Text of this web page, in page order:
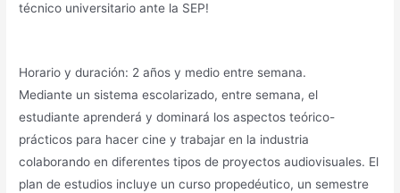
técnico universitario ante la SEP!
Horario y duración: 2 años y medio entre semana.
Mediante un sistema escolarizado, entre semana, el
estudiante aprenderá y dominará los aspectos teórico-
prácticos para hacer cine y trabajar en la industria
colaborando en diferentes tipos de proyectos audiovisuales. El
plan de estudios incluye un curso propedéutico, un semestre